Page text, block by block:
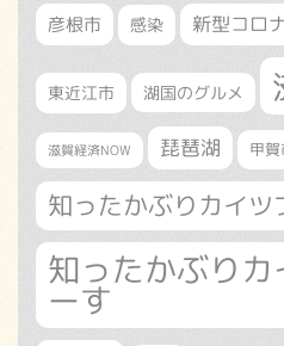
彦根市 感染 新型コロ
東近江市 湖国のグルメ
滋賀経済NOW 琵琶湖 甲賀
知ったかぶりカイツ
知ったかぶりカ
ーす